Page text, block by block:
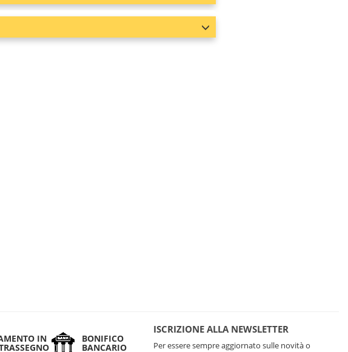
IN BONIFICO
BANCARIO
ISCRIZIONE ALLA NEWSLETTER
Per essere sempre aggiornato sulle novità o